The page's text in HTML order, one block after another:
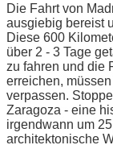
Die Fahrt von
ausgiebig bereist
Diese 600
über 2 - 3 Tage
zu fahren und die
erreichen,
verpassen.
Zaragoza - eine
irgendwann um
architektonische